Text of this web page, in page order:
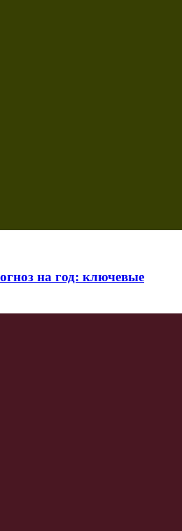
на год: ключевые